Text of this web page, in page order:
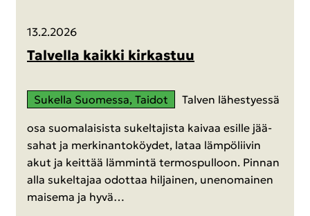
13.2.2026
Tal­vel­la kaik­ki kir­kas­tuu
Su­kel­la Suo­mes­sa, Tai­dot Tal­ven lä­hes­tyes­sä
osa suo­ma­lai­sis­ta su­kel­ta­jis­ta kai­vaa esil­le jää­
sa­hat ja mer­kin­an­to­köy­det, lataa läm­pö­lii­vin
akut ja keit­tää läm­min­tä ter­mos­pul­loon. Pin­nan
alla su­kel­ta­jaa odot­taa hil­jai­nen, unen­omai­nen
mai­se­ma ja hyvä…